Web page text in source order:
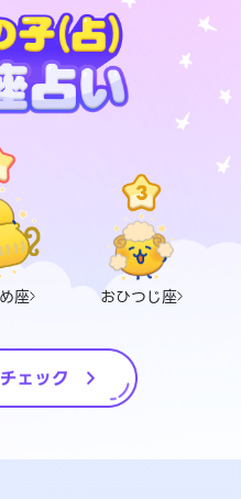
座 おひつじ座